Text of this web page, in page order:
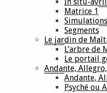
Matrice 1
Simulations
Segments
Le jardin de
L’arbre de
Le portail
Andante,
Andante,
Psyché ou